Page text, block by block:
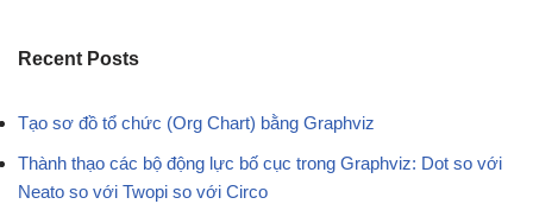
Recent Posts
Tạo sơ đồ tổ chức (Org Chart) bằng Graphviz
Thành thạo các bộ động lực bố cục trong Graphviz: Dot so với
Neato so với Twopi so với Circo